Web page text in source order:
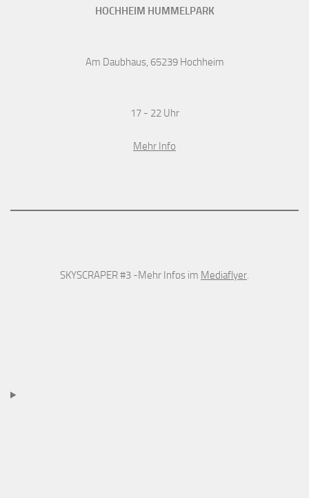
HOCHHEIM HUMMELPARK
Am Daubhaus, 65239 Hochheim
17 - 22 Uhr
Mehr Info
SKYSCRAPER #3 -Mehr Infos im Mediaflyer.